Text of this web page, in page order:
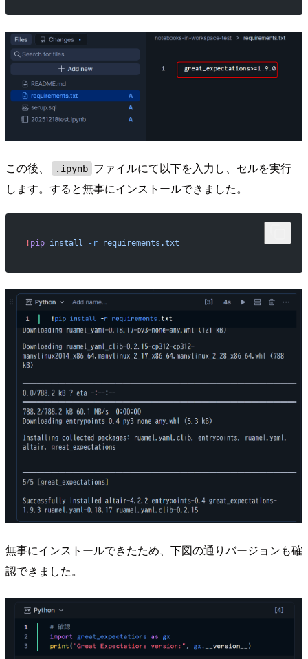
この後、 .ipynb ファイルにて以下を入力し、セルを実行
します。すると無事にインストールできました。
! pip install -r requirements.txt
無事にインストールできたため、下図の通りバージョンも確
認できました。